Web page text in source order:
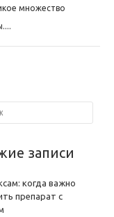
множество
записи
когда важно
препарат с